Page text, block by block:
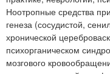
Ноотропные средства
генеза (сосудистой,
хронической
психорганическом
мозгового